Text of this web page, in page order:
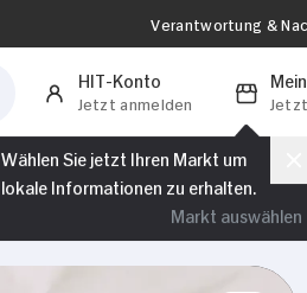
Verantwortung &
HIT-Konto
Jetzt anmelden
Wählen Sie jetzt Ihren Markt um
lokale Informationen zu erhalten.
Markt auswählen